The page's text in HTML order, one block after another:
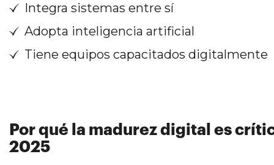
Integra sistemas entre sí
Adopta inteligencia artificial
Tiene equipos capacitados digitalmente
Por qué la madurez digital es
2025